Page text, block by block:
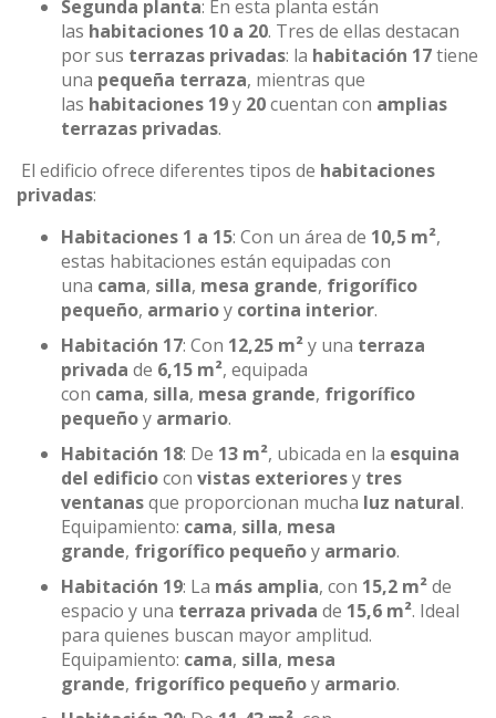
Segunda planta: En esta planta están
las habitaciones 10 a 20. Tres de ellas destacan
por sus terrazas privadas: la habitación 17tiene
una pequeña terraza, mientras que
las habitaciones 19y 20cuentan con amplias
terrazas privadas.
El edificio ofrece diferentes tipos de habitaciones
privadas:
Habitaciones 1 a 15: Con un área de 10,5 m²,
estas habitaciones están equipadas con
una cama, silla, mesa grande, frigorífico
pequeño, armarioy cortina interior.
Habitación 17: Con 12,25 m²y una terraza
privada de 6,15 m², equipada
con cama, silla, mesa grande, frigorífico
pequeñoy armario.
Habitación 18: De 13 m², ubicada en la esquina
del edificiocon vistas exterioresy tres
ventanasque proporcionan mucha luz natural.
Equipamiento: cama, silla, mesa
grande, frigorífico pequeñoy armario.
Habitación 19: La más amplia, con 15,2 m²de
espacio y una terraza privada de 15,6 m². Ideal
para quienes buscan mayor amplitud.
Equipamiento: cama, silla, mesa
grande, frigorífico pequeñoy armario.